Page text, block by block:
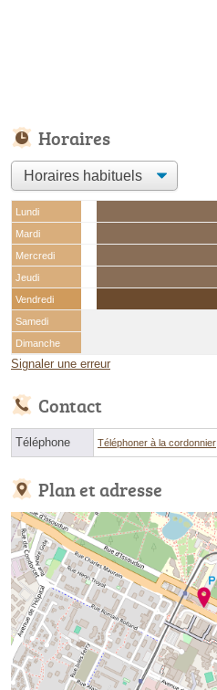
Horaires
Lundi
Mardi
Mercredi
Jeudi
Vendredi
Samedi
Dimanche
Signaler une erreur
Contact
Téléphone Téléphoner à la cordonnier
Plan et adresse